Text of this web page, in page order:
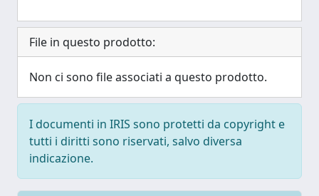
File in questo prodotto:
Non ci sono file associati a questo prodotto.
I documenti in IRIS sono protetti da copyright e
tutti i diritti sono riservati, salvo diversa
indicazione.